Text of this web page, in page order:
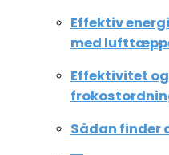
Effektiv
med
Effektivitet
Sådan finder